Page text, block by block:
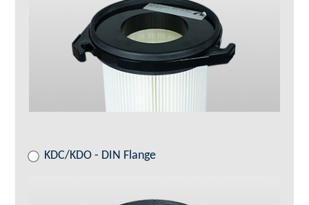
KDC/KDO - DIN Flange